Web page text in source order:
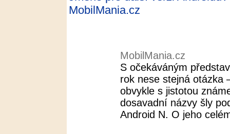
MobilMania.cz
MobilMania.cz
S očekáváným
rok nese stejná otázka
obvykle s jistotou
dosavadní názvy šly
Android N. O jeho